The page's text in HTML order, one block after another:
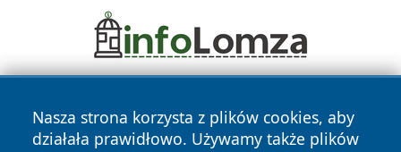
Nasza strona korzysta z plików cookies, aby
działała prawidłowo. Używamy także plików